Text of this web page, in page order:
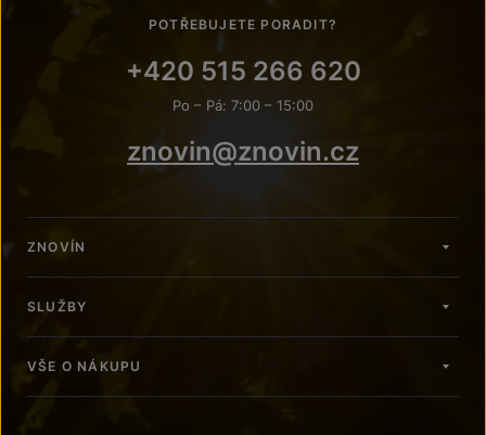
POTŘEBUJETE PORADIT?
+420 515 266 620
Po – Pá: 7:00 – 15:00
znovin@znovin.cz
ZNOVÍN
SLUŽBY
VŠE O NÁKUPU